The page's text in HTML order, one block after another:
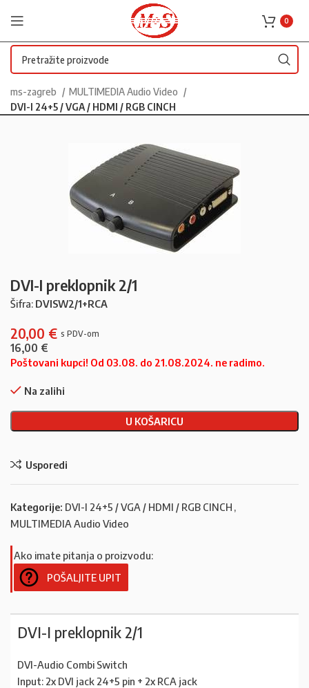
0
ms-zagreb
MULTIMEDIA Audio Video
DVI-I 24+5 / VGA / HDMI / RGB CINCH
DVI-I preklopnik 2/1
Šifra: DVISW2/1+RCA
20,00 €
16,00 €
Poštovani kupci! Od 03.08. do 21.08.2024. ne radimo.
Na zalihi
U KOŠARICU
Usporedi
Kategorije: DVI-I 24+5 / VGA / HDMI / RGB CINCH ,
MULTIMEDIA Audio Video
Ako imate pitanja o proizvodu:
POŠALJITE UPIT
DVI-I preklopnik 2/1
DVI-Audio Combi Switch
Input: 2x DVI jack 24+5 pin + 2x RCA jack